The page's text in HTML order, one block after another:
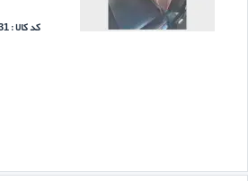
کد کالا : 15031